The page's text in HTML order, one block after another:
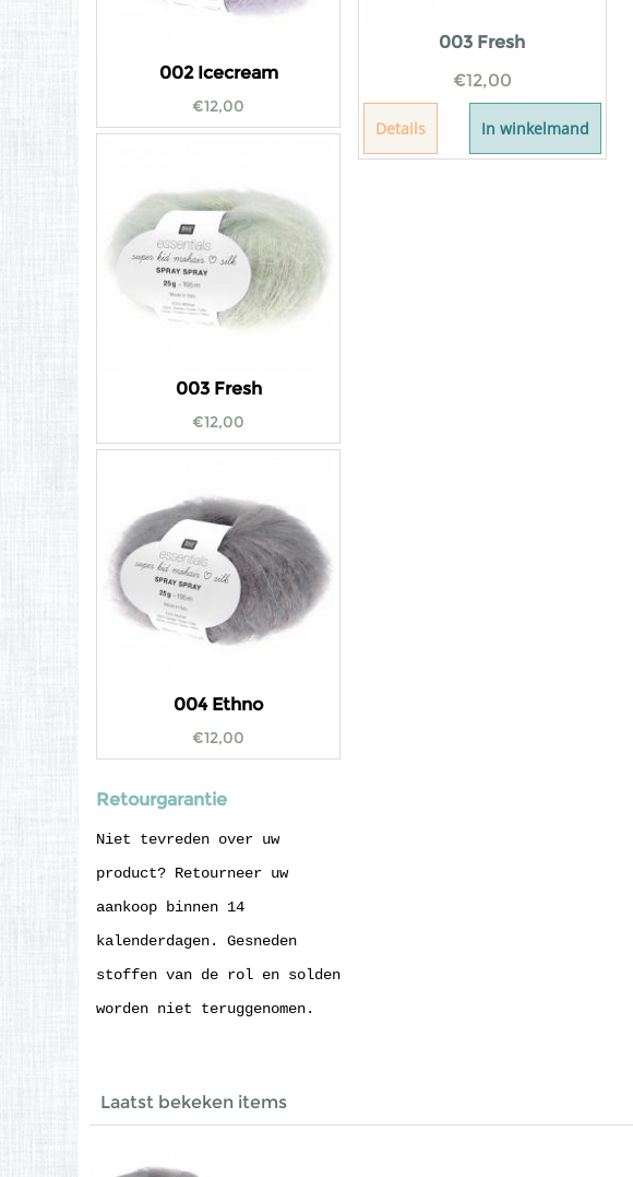
002 Icecream
€12,00
003 Fresh
€12,00
004 Ethno
€12,00
Retourgarantie
Niet tevreden over uw
product? Retourneer uw
aankoop binnen 14
kalenderdagen. Gesneden
stoffen van de rol en solden
worden niet teruggenomen.
003 Fresh
€12,00
Details In winkelmand
Laatst bekeken items